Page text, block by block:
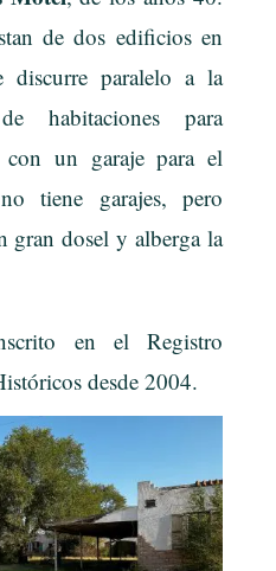
de dos edificios en
paralelo a la
habitaciones para
con un garaje para el
tiene garajes, pero
gran dosel y alberga la
en el Registro
desde 2004.